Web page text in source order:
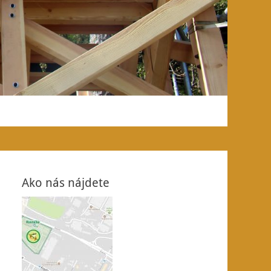
Ako nás nájdete